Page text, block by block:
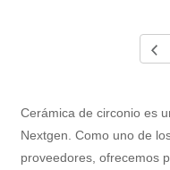
Cerámica de circonio es
Nextgen. Como uno de
proveedores, ofrecemos